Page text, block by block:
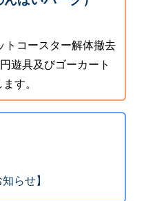
コースター解体撤去
遊具及びゴーカート
す。
らせ】